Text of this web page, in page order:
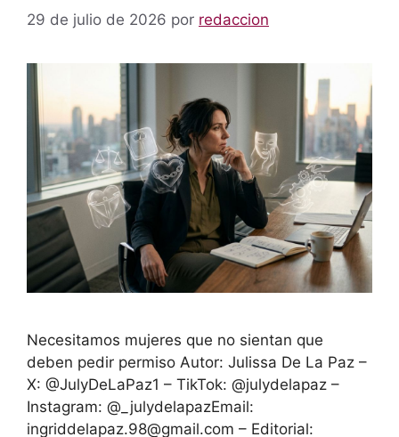
29 de julio de 2026 por redaccion
Necesitamos mujeres que no sientan que
deben pedir permiso Autor: Julissa De La Paz –
X: @JulyDeLaPaz1 – TikTok: @julydelapaz –
Instagram: @_julydelapazEmail:
ingriddelapaz.98@gmail.com – Editorial: